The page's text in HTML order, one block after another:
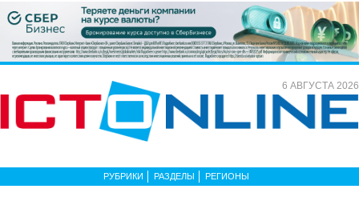
6 АВГУСТА 2026
РУБРИКИ РАЗДЕЛЫ РЕГИОНЫ